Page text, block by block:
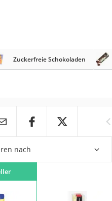
Zuckerfreie Schokoladen
nach